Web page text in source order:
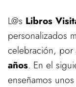
L@s Libros
personalizados
celebración, por
años. En el
enseñamos